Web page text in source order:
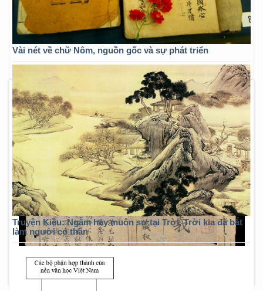
Vài nét về chữ Nôm, nguồn gốc và sự phát triển
Truyện Kiều: Ngẫm hay muôn sự tại Trời, Trời kia đã bắt
làm người có thân